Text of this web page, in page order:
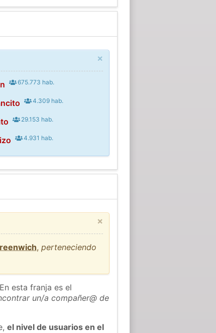
×
675.773 hab.
4.309 hab.
29.153 hab.
4.931 hab.
×
,perteneciendo
esta franja es el
un/a compañer@ de
el nivel de usuarios en el